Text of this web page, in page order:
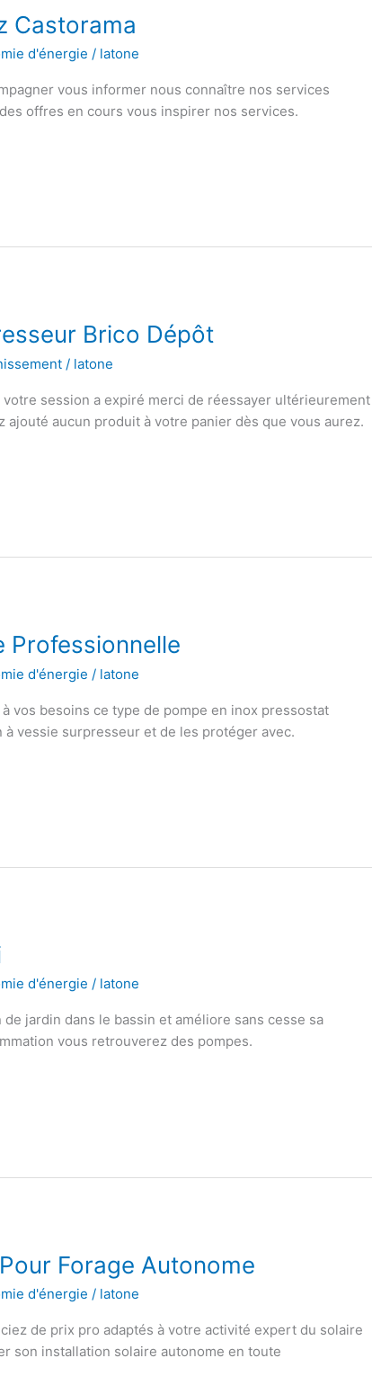
Castorama
d'énergie / latone
vous informer nous connaître nos services
offres en cours vous inspirer nos services.
Brico Dépôt
/ latone
votre session a expiré merci de réessayer ultérieurement
ajouté aucun produit à votre panier dès que vous aurez.
Professionnelle
d'énergie / latone
vos besoins ce type de pompe en inox pressostat
vessie surpresseur et de les protéger avec.
d'énergie / latone
jardin dans le bassin et améliore sans cesse sa
vous retrouverez des pompes.
Forage Autonome
d'énergie / latone
de prix pro adaptés à votre activité expert du solaire
son installation solaire autonome en toute